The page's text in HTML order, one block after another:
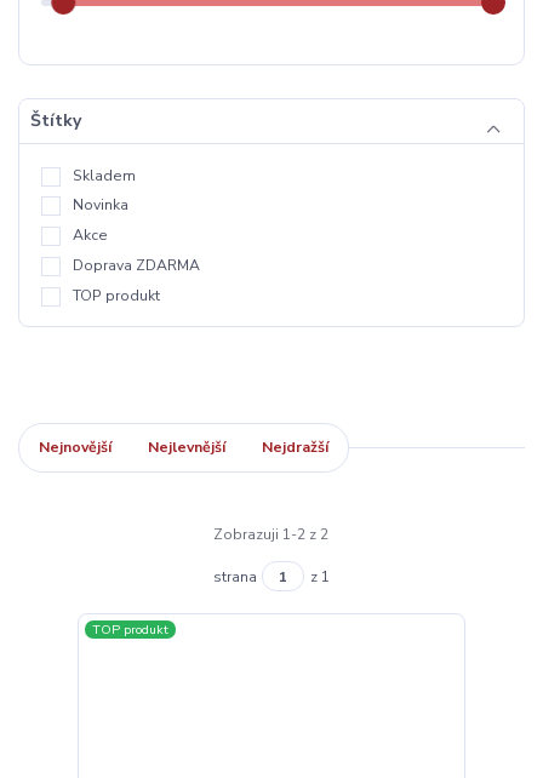
Štítky
Skladem
Novinka
Akce
Doprava ZDARMA
TOP produkt
Nejnovější Nejlevnější Nejdražší
Zobrazuji 1-2 z 2
strana z 1
TOP produkt